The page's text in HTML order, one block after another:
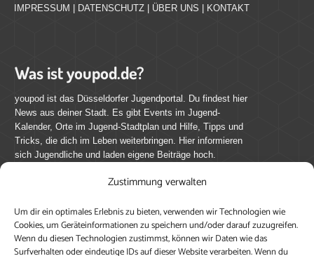
Zustimmung verwalten
Um dir ein optimales Erlebnis zu bieten, verwenden wir Technologien wie
Cookies, um Geräteinformationen zu speichern und/oder darauf zuzugreifen.
Wenn du diesen Technologien zustimmst, können wir Daten wie das
Surfverhalten oder eindeutige IDs auf dieser Website verarbeiten. Wenn du
IMPRESSUM DATENSCHUTZ ÜBER UNS KONTAKT
Was ist youpod.de?
youpod ist das Düsseldorfer Jugendportal. Du findest hier
News aus deiner Stadt. Es gibt Events im Jugend-
Kalender, Orte im Jugend-Stadtplan und Hilfe, Tipps und
Tricks, die dich im Leben weiterbringen. Hier informieren
sich Jugendliche und laden eigene Beiträge hoch.
Mach mit bei youpod.de!
youpod.de lebt von Menschen wie dir. Sammel
journalistische Erfahrung, teile deine Perspektive und
veröffentliche deine Beiträge auf youpod.de.Du musst